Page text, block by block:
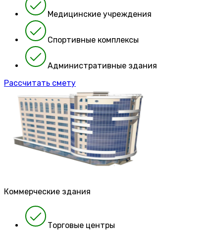
Медицинские учреждения
Спортивные комплексы
Административные здания
Рассчитать смету
Коммерческие здания
Торговые центры